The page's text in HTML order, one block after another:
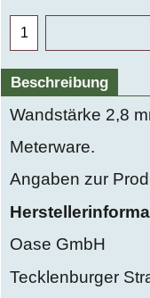
Beschreibung
Wandstärke 2,8
Meterware.
Angaben zur
Oase GmbH
Tecklenburger